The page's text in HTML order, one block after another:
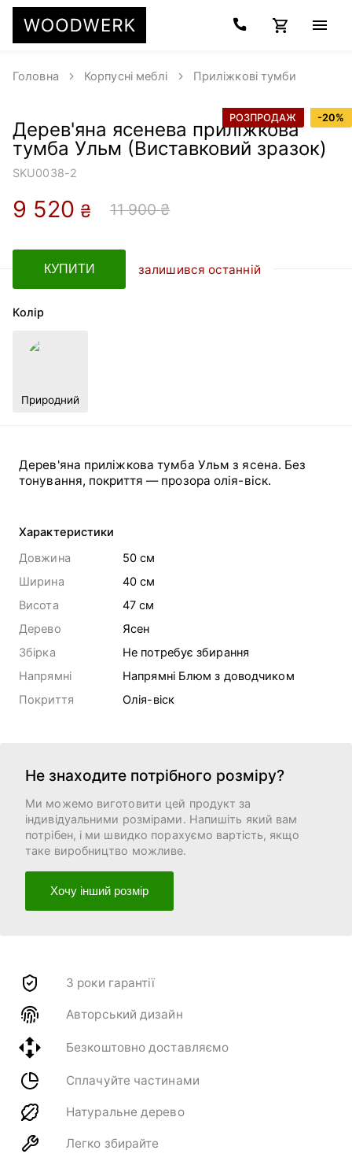
Головна Корпусні меблі Приліжкові тумби
РОЗПРОДАЖ -20%
Дерев'яна ясенева приліжкова
тумба Ульм (Виставковий зразок)
SKU0038-2
9 520 ₴ 11 900 ₴
КУПИТИ залишився останній
Колір
Природний
Дерев'яна приліжкова тумба Ульм з ясена. Без
тонування, покриття — прозора олія-віск.
Характеристики
Довжина
50 cм
Ширина
40 cм
Висота
47 cм
Дерево
Ясен
Збірка
Не потребує збирання
Напрямні
Напрямні Блюм з доводчиком
Покриття
Олія-віск
Не знаходите потрібного розміру?
Ми можемо виготовити цей продукт за
індивідуальними розмірами. Напишіть який вам
потрібен, і ми швидко порахуємо вартість, якщо
таке виробництво можливе.
Хочу інший розмір
3 роки гарантії
Авторський дизайн
Безкоштовно доставляємо
Сплачуйте частинами
Натуральне дерево
Легко збирайте